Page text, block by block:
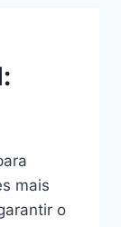
mais
o